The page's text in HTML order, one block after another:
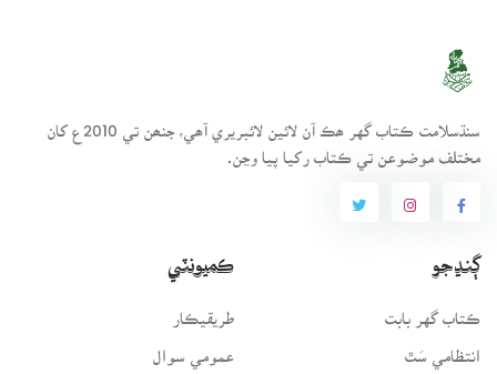
سنڌسلامت ڪتاب گهر ھڪ آن لائين لائبريري آھي، جنھن تي 2010ع کان
مختلف موضوعن تي ڪتاب رکيا پيا وڃن.
ڳنڍجو
ڪتاب گهر بابت
انتظامي سَٿ
ڪميونٽي
طريقيڪار
عمومي سوال